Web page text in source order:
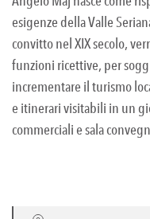
esigenze della Valle
convitto nel XIX secolo,
funzioni ricettive, per
incrementare il turismo
e itinerari visitabili in un
commerciali e sala